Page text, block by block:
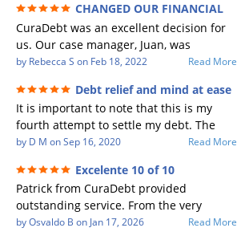
CHANGED OUR FINANCIAL
FUTURE (credit 200 Points / 90 K in debt
GONE)
CuraDebt was an excellent decision for
us. Our case manager, Juan, was
incredible to work with. He and Julio
Every communication was quickly
responded to and all of our questions
were answered. We were able to clear
up in excess of 90 K in debt in a few
years with a manageable payment.
start over and do things the right way.
The collection calls ALL stopped,
CuraDebt handled everything. We had
by Rebecca S on Feb 18, 2022 Read More
Debt relief and mind at ease
It is important to note that this is my
fourth attempt to settle my debt. The
first debt settlement company gave me
a debtor listing me as a charge off on my
credit report, even though they are paid
to date and I am making payments. The
second debt settlement company made
by D M onSep 16, 2020 Read More
Excelente 10 of 10
Patrick from CuraDebt provided
outstanding service. From the very
beginning, he was professional, patient,
byOsvaldo B on Jan 17, 2026 Read More